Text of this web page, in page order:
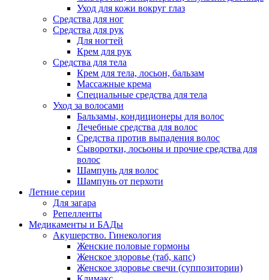
Уход для кожи вокруг глаз
Средства для ног
Средства для рук
Для ногтей
Крем для рук
Средства для тела
Крем для тела, лосьон, бальзам
Массажные крема
Специальные средства для тела
Уход за волосами
Бальзамы, кондиционеры для волос
Лечебные средства для волос
Средства против выпадения волос
Сыворотки, лосьоны и прочие средства для
волос
Шампунь для волос
Шампунь от перхоти
Летние серии
Для загара
Репелленты
Медикаменты и БАДы
Акушерство. Гинекология
Женские половые гормоны
Женское здоровье (таб, капс)
Женское здоровье свечи (суппозитории)